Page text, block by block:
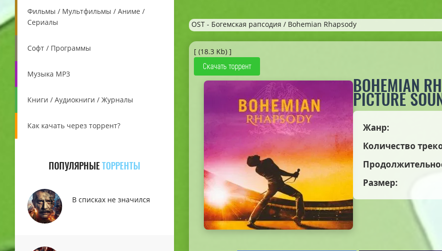
Фильмы / Мультфильмы / Аниме /
Сериалы
Софт / Программы
Музыка MP3
Книги / Аудиокниги / Журналы
Как качать через торрент?
ПОПУЛЯРНЫЕТОРРЕНТЫ
В списках не значился
OST - Богемская рапсодия / Bohemian Rhapsody
[ (18.3 Kb) ]
Скачать торрент
BOHEMIAN
PICTURE
Жанр:
Количество
Размер: